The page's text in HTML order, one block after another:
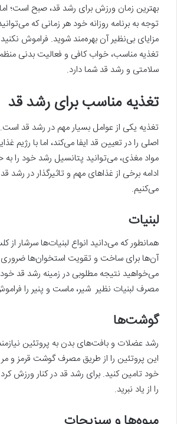
بهترین زمان ورزش برای رشد قد، صبح است؛
توجه به برنامه روزانه خود هر زمانی که
مزایای بی‌نظیر آن بهره‌مند شوید. فراموش
تغذیه مناسب، خواب کافی و فعالیت بدنی منظم
سلامتی و رشد قد شما دارد.
تغذیه مناسب برای رشد قد
تغذیه یکی از عوامل بسیار مهم در رشد قد
اصلی را در تعیین قد ایفا می‌کند، اما با رژیم
مواد مغذی، می‌توانید پتانسیل رشد خود را به
ادامه برخی از غذاهای مهم و تاثیرگذار در رشد
می‌کنیم.
لبنیات
همانطور که می‌دانید انواع لبنیات‌ها سرشار
آن‌ها برای ساخت و تقویت استخوان‌ها ضروری
می‌خواهید نتیجه مطلوبی در زمینه رشد قد خود
مصرف لبنیات نظیر شیر، ماست و پنیر را
گوشت‌ها
رشد عضلات و بافت‌های بدن به پروتئین
این پروتئین را از طریق مصرف گوشت قرمز و
خود تامین کنید. برای رشد قد در کنار ورزش
را از یاد نبرید.